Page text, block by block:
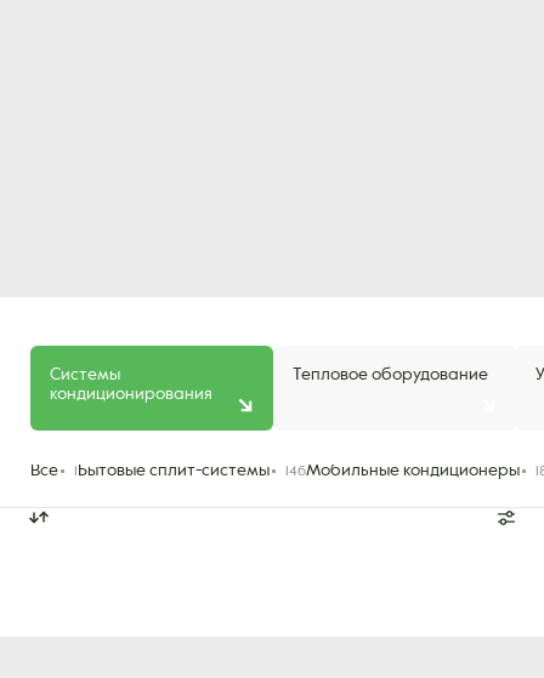
Системы
кондиционирования
Тепловое оборудование
Все Бытовые сплит-системы 146Мобильные кондиционеры